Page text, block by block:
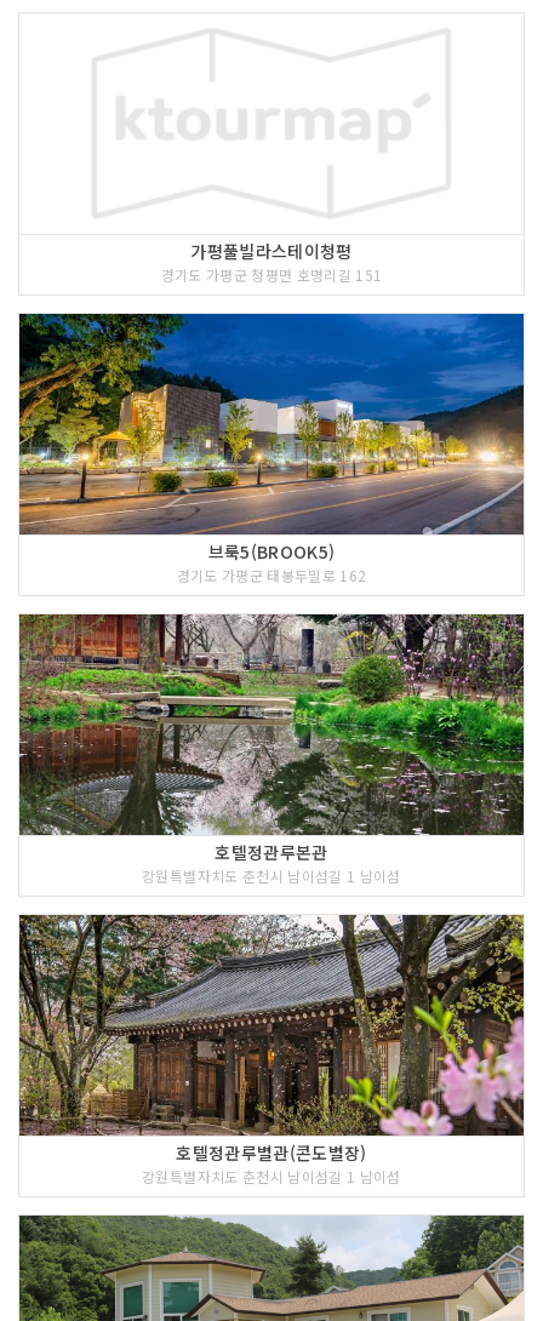
가평풀빌라스테이청평
경기도 가평군 청평면 호명리길 151
브룩5(BROOK5)
경기도 가평군 태봉두밀로 162
호텔정관루본관
강원특별자치도 춘천시 남이섬길 1 남이섬
호텔정관루별관(콘도별장)
강원특별자치도 춘천시 남이섬길 1 남이섬